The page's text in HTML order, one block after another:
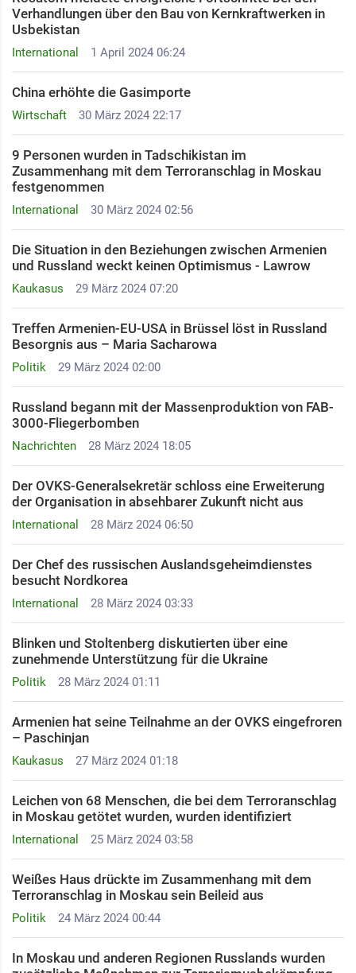
International 1 April 2024 06:24
Verhandlungen über den Bau von Kernkraftwerken in
Usbekistan
Wirtschaft 30 März 2024 22:17
China erhöhte die Gasimporte
International 30 März 2024 02:56
9 Personen wurden in Tadschikistan im
Zusammenhang mit dem Terroranschlag in Moskau
festgenommen
Kaukasus 29 März 2024 07:20
Die Situation in den Beziehungen zwischen Armenien
und Russland weckt keinen Optimismus - Lawrow
Politik 29 März 2024 02:00
Treffen Armenien-EU-USA in Brüssel löst in Russland
Besorgnis aus – Maria Sacharowa
Nachrichten 28 März 2024 18:05
Russland begann mit der Massenproduktion von FAB-
3000-Fliegerbomben
International 28 März 2024 06:50
Der OVKS-Generalsekretär schloss eine Erweiterung
der Organisation in absehbarer Zukunft nicht aus
International 28 März 2024 03:33
Der Chef des russischen Auslandsgeheimdienstes
besucht Nordkorea
Politik 28 März 2024 01:11
Blinken und Stoltenberg diskutierten über eine
zunehmende Unterstützung für die Ukraine
Kaukasus 27 März 2024 01:18
Armenien hat seine Teilnahme an der OVKS eingefroren
– Paschinjan
International 25 März 2024 03:58
Leichen von 68 Menschen, die bei dem Terroranschlag
in Moskau getötet wurden, wurden identifiziert
Politik 24 März 2024 00:44
Weißes Haus drückte im Zusammenhang mit dem
Terroranschlag in Moskau sein Beileid aus
In Moskau und anderen Regionen Russlands wurden